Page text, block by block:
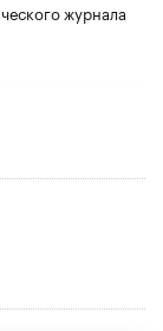
журнала